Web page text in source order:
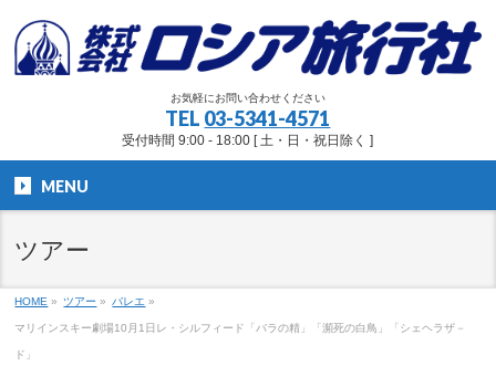
お気軽にお問い合わせください
TEL 03-5341-4571
受付時間 9:00 - 18:00 [ 土・日・祝日除く ]
MENU
ツアー
HOME » ツアー » バレエ »
マリインスキー劇場10月1日レ・シルフィード「バラの精」「瀕死の白鳥」「シェヘラザ－
ド」